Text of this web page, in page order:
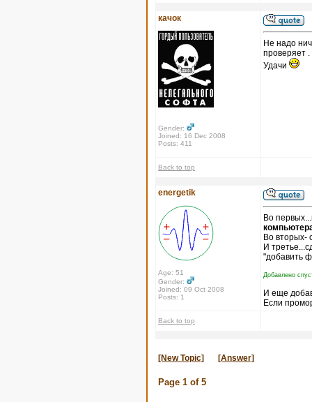
качок
Gender:
Joined: 16 Dec 2008
Posts: 411
Не надо
проверяет .
Удачи
Back to top
energetik
Age: 51
Gender:
Joined: 09 Oct 2008
Posts: 1
Во
Во вторых-
И
"добавить
Добавлено
И еще
Если
Back to top
[New Topic] [Answer]
Page 1 of 5